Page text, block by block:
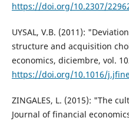
https://doi.org/10.2307/
UYSAL, V.B. (2011):
structure and acquisition
economics, diciembre, vol.
https://doi.org/10.1016/
ZINGALES, L. (2015): "The
Journal of financial